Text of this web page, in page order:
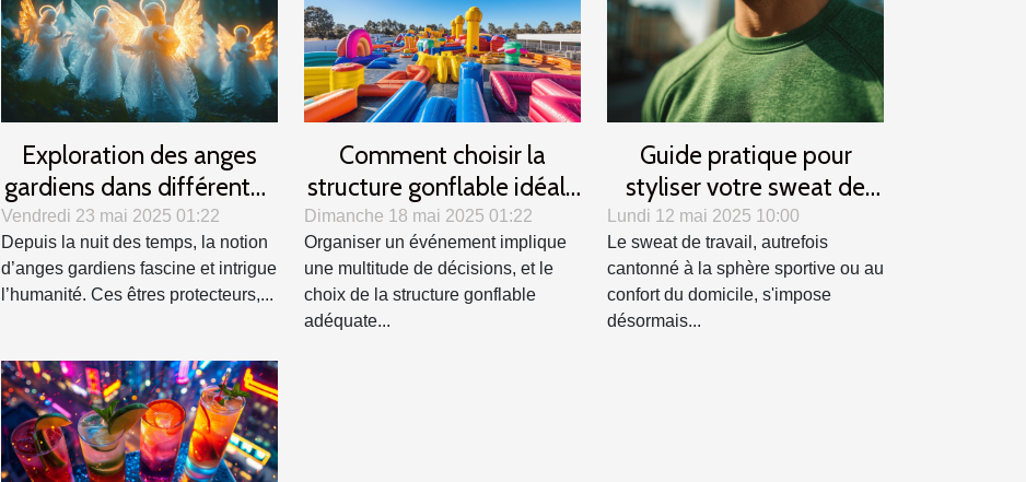
Exploration des anges
gardiens dans différentes
cultures et traditions
Vendredi 23 mai 2025 01:22
Depuis la nuit des temps, la notion
d’anges gardiens fascine et intrigue
l’humanité. Ces êtres protecteurs,...
Comment choisir la
structure gonflable idéale
pour votre événement
Dimanche 18 mai 2025 01:22
Organiser un événement implique
une multitude de décisions, et le
choix de la structure gonflable
adéquate...
Guide pratique pour
styliser votre sweat de
travail en toutes saisons
Lundi 12 mai 2025 10:00
Le sweat de travail, autrefois
cantonné à la sphère sportive ou au
confort du domicile, s'impose
désormais...